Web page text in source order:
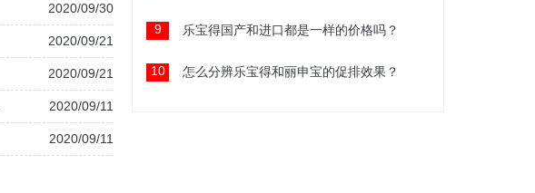
2020/09/30
2020/09/21
2020/09/21
2020/09/11
2020/09/11
9 乐宝得国产和进口都是一样的价格吗？
10 怎么分辨乐宝得和丽申宝的促排效果？